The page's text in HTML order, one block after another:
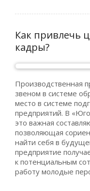
Как привлечь
кадры?
Производственная
звеном в системе
место в системе
предприятий. В
это важная
позволяющая
найти себя в
предприятие
к потенциальным
работу молодые